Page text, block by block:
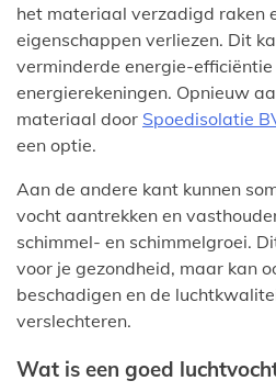
het materiaal verzadigd raken
eigenschappen verliezen. Dit
verminderde energie-efficiëntie
energierekeningen. Opnieuw
materiaal door Spoedisolatie
een optie.
Aan de andere kant kunnen
vocht aantrekken en
schimmel- en schimmelgroei.
voor je gezondheid, maar kan
beschadigen en de
verslechteren.
Wat is een goed